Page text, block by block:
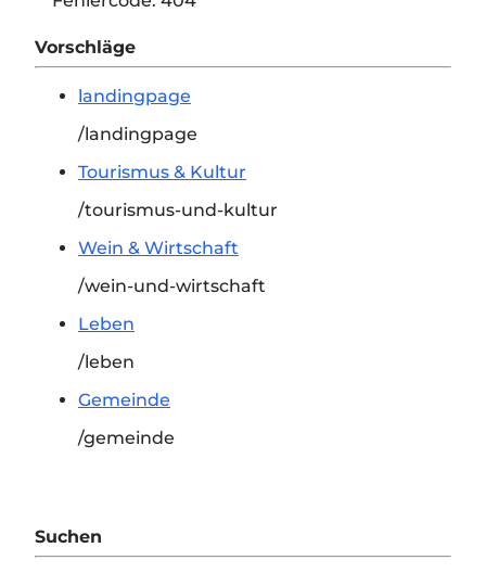
Vorschläge
landingpage
/landingpage
Tourismus & Kultur
/tourismus-und-kultur
Wein & Wirtschaft
/wein-und-wirtschaft
Leben
/leben
Gemeinde
/gemeinde
Suchen